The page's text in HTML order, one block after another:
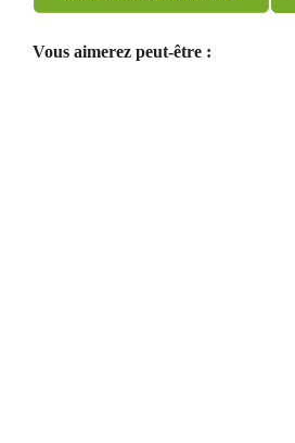
Vous aimerez peut-être :